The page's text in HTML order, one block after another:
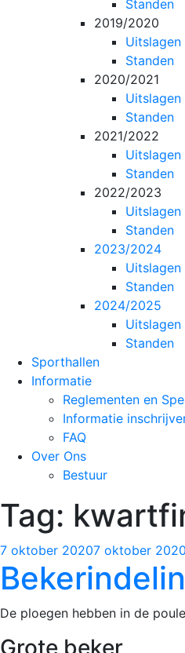
Standen
2019/2020
Uitslagen
Standen
2020/2021
Uitslagen
Standen
2021/2022
Uitslagen
Standen
2022/2023
Uitslagen
Standen
2023/2024
Uitslagen
Standen
2024/2025
Uitslagen
Standen
Sporthallen
Informatie
Reglementen en
Informatie
FAQ
Over Ons
Bestuur
Tag:
7 oktober 20207 oktober 2020
De ploegen hebben in de
Grote beker